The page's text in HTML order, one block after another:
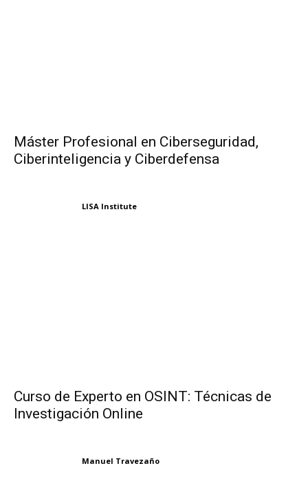
Máster Profesional en Ciberseguridad,
Ciberinteligencia y Ciberdefensa
LISA Institute
Curso de Experto en OSINT: Técnicas de
Investigación Online
Manuel Travezaño